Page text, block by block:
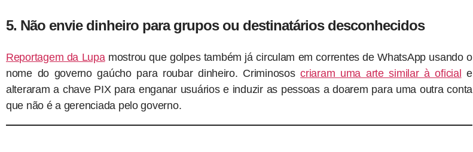
5. Não envie dinheiro para grupos ou destinatários desconhecidos
Reportagem da Lupa mostrou que golpes também já circulam em correntes de WhatsApp usando o
nome do governo gaúcho para roubar dinheiro. Criminososcriaram uma arte similar à oficial e
alteraram a chave PIX para enganar usuários e induzir as pessoas a doarem para uma outra conta
que não é a gerenciada pelo governo.